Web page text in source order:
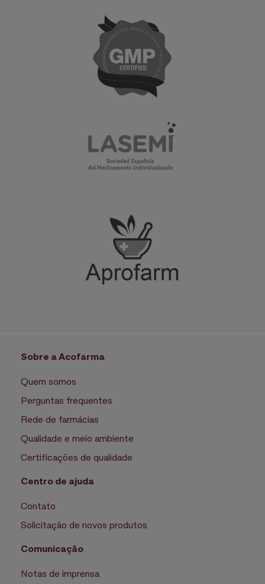
Sobre a Acofarma
Quem somos
Perguntas frequentes
Rede de farmácias
Qualidade e meio ambiente
Certificações de qualidade
Centro de ajuda
Contato
Solicitação de novos produtos
Comunicação
Notas de imprensa